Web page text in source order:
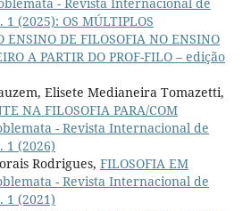
(2025): OS MÚLTIPLOS
ENSINO DE FILOSOFIA NO ENSINO
A PARTIR DO PROF-FILO – edição
Elisete Medianeira Tomazetti,
NA FILOSOFIA PARA/COM
- Revista Internacional de
1 (2026)
Rodrigues, FILOSOFIA EM
- Revista Internacional de
1 (2021)